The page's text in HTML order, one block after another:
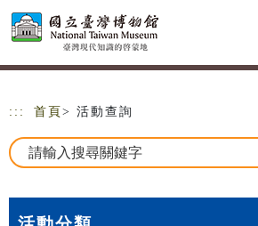
跳到主要內容
網站導覽
::: 首頁 > 活動查詢